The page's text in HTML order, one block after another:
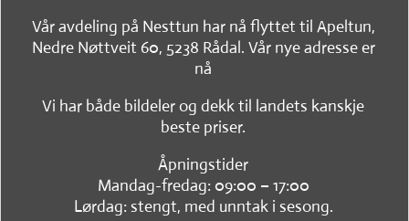
Vår avdeling på Nesttun har nå flyttet til Apeltun,
Nedre Nøttveit 60, 5238 Rådal. Vår nye adresse er
nå
Vi har både bildeler og dekk til landets kanskje
beste priser.
Åpningstider
Mandag-fredag: 09:00 – 17:00
Lørdag: stengt, med unntak i sesong.